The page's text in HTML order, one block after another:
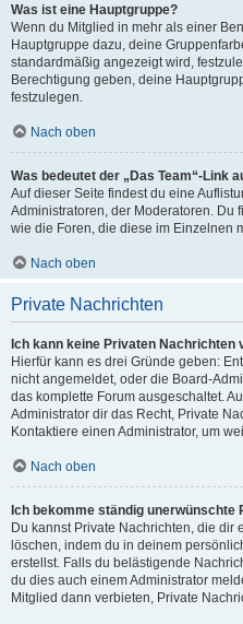
Was ist eine Hauptgruppe?
Wenn du Mitglied in mehr als einer
Hauptgruppe dazu, deine
standardmäßig angezeigt wird,
Berechtigung geben, deine
festzulegen.
Nach oben
Was bedeutet der „Das Team“-Link
Auf dieser Seite findest du eine
Administratoren, der Moderatoren. Du
wie die Foren, die diese im Einzelnen
Nach oben
Private Nachrichten
Ich kann keine Privaten Nachrichten
Hierfür kann es drei Gründe geben:
nicht angemeldet, oder die Board-
das komplette Forum ausgeschaltet.
Administrator dir das Recht, Private
Kontaktiere einen Administrator, um
Nach oben
Ich bekomme ständig unerwünschte
Du kannst Private Nachrichten, die dir
löschen, indem du in deinem
erstellst. Falls du belästigende
du dies auch einem Administrator
Mitglied dann verbieten, Private